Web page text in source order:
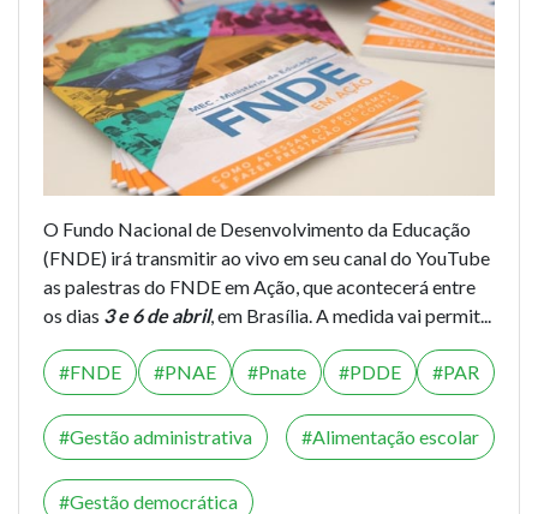
O Fundo Nacional de Desenvolvimento da Educação
(FNDE) irá transmitir ao vivo em seu canal do YouTube
as palestras do FNDE em Ação, que acontecerá entre
os dias 3 e 6 de abril, em Brasília. A medida vai permit...
FNDE PNAE Pnate PDDE PAR
Gestão administrativa Alimentação escolar
Gestão democrática